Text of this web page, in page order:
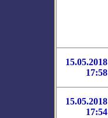
15.05.2018
17:58
15.05.2018
17:54